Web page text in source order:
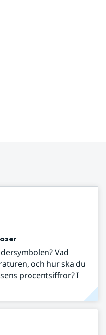
Vad
och hur ska du
procentsiffror? I